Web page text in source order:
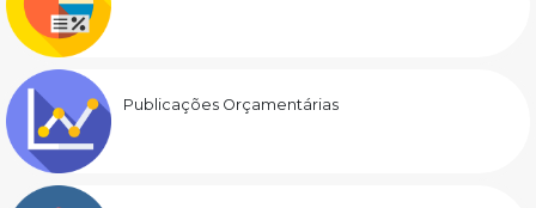
Publicações Orçamentárias